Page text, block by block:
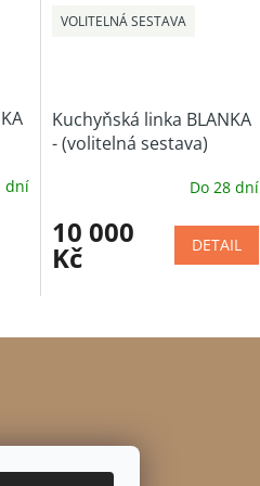
dní
VOLITELNÁ SESTAVA
Kuchyňská linka BLANKA
- (volitelná sestava)
Do 28 dní
10 000
Kč DETAIL